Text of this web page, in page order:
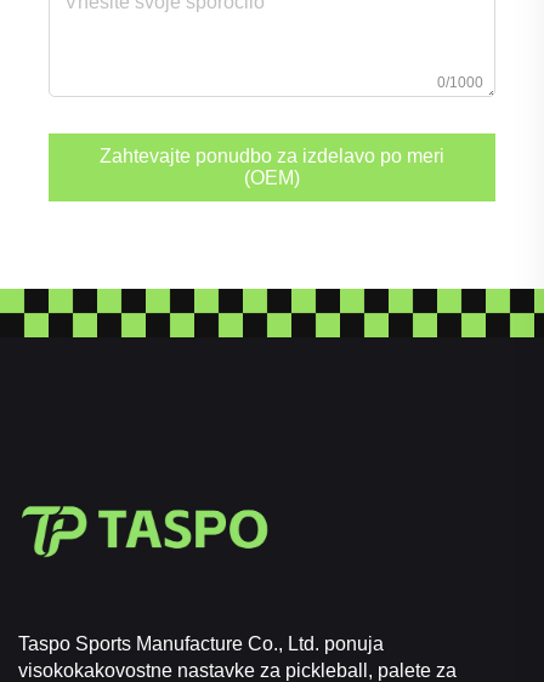
0/1000
Zahtevajte ponudbo za izdelavo po meri
(OEM)
Taspo Sports Manufacture Co., Ltd. ponuja
visokokakovostne nastavke za pickleball, palete za